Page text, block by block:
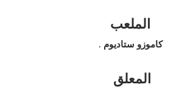
الملعب
كاموزو ستاديوم .
المعلق